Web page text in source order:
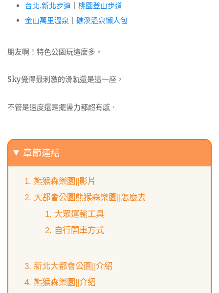
台北.新北步道
桃園登山步道
金山萬里溫泉
礁溪溫泉懶人包
朋友啊！特色公園玩這麼多，
Sky覺得最刺激的滑軌還是這一座，
不管是速度還是擺盪力都超有感．
章節連結
熊猴森樂園||影片
大都會公園熊猴森樂園||怎麼去
大眾運輸工具
自行開車方式
新北大都會公園||介紹
熊猴森樂園||介紹